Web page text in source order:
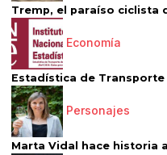
Tremp, el paraíso ciclista
Economía
Estadística de Transporte
Personajes
Marta Vidal hace historia